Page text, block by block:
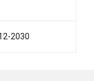
2030